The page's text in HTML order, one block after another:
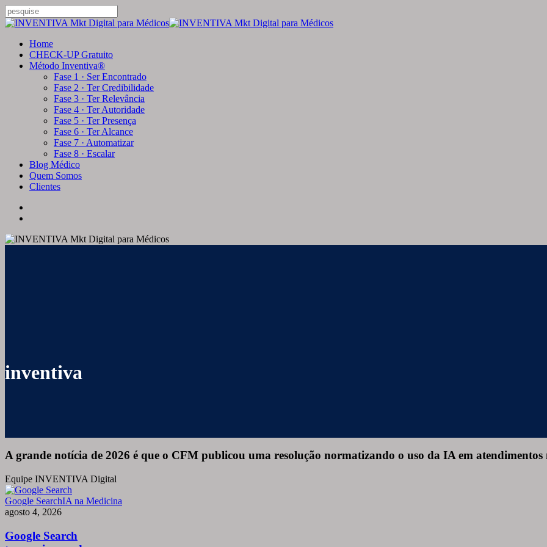
Skip
to
content
Close
search
Menu
Home
CHECK-UP Gratuito
Método Inventiva®
Fase 1 · Ser Encontrado
Fase 2 · Ter Credibilidade
Fase 3 · Ter Relevância
Fase 4 · Ter Autoridade
Fase 5 · Ter Presença
Fase 6 · Ter Alcance
Fase 7 · Automatizar
Fase 8 · Escalar
Blog Médico
Quem Somos
Clientes
inventiva
A grande notícia de 2026 é que o CFM publicou uma resolução normatizando o uso da IA em atendimentos
Equipe INVENTIVA Digital
Google
Search
maior
mudança
Google SearchIA na Medicina
agosto 4, 2026
Google Search